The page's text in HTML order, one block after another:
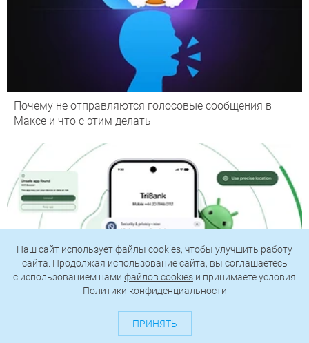
Почему не отправляются голосовые сообщения в
Максе и что с этим делать
Наш сайт использует файлы cookies, чтобы улучшить работу
сайта. Продолжая использование сайта, вы соглашаетесь
c использованием нами файлов cookies и принимаете условия
Политики конфиденциальности
ПРИНЯТЬ